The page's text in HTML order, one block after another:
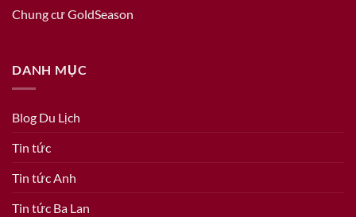
Chung cư GoldSeason
DANH MỤC
Blog Du Lịch
Tin tức
Tin tức Anh
Tin tức Ba Lan